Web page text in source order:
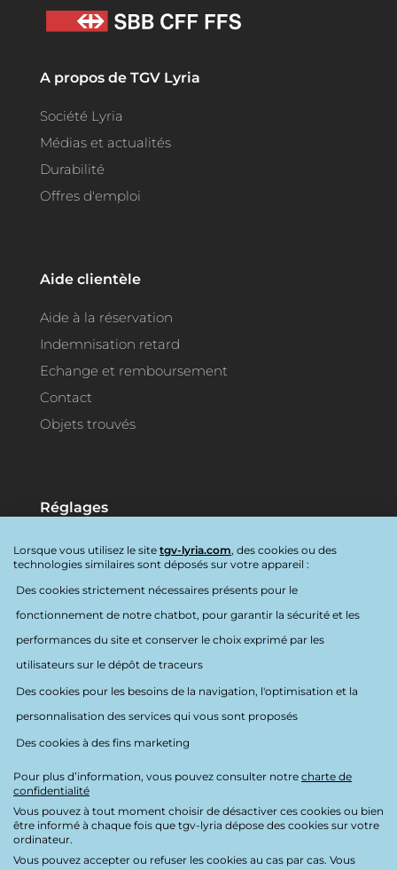
A propos de TGV Lyria
Société Lyria
Médias et actualités
Durabilité
Offres d'emploi
Aide clientèle
Aide à la réservation
Indemnisation retard
Echange et remboursement
Contact
Objets trouvés
Réglages
Langues:
Français
Destination:France
Accessibilité
Lorsque vous utilisez le site tgv-lyria.com, des cookies ou des
technologies similaires sont déposés sur votre appareil :
Des cookies strictement nécessaires présents pour le
fonctionnement de notre chatbot, pour garantir la sécurité et les
performances du site et conserver le choix exprimé par les
utilisateurs sur le dépôt de traceurs
Des cookies pour les besoins de la navigation, l'optimisation et la
personnalisation des services qui vous sont proposés
Des cookies à des fins marketing
Pour plus d’information, vous pouvez consulter notre charte de
confidentialité
Vous pouvez à tout moment choisir de désactiver ces cookies ou bien
être informé à chaque fois que tgv-lyria dépose des cookies sur votre
ordinateur.
Vous pouvez accepter ou refuser les cookies au cas par cas. Vous